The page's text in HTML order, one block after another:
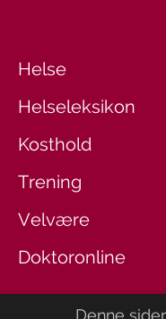
Helse
Helseleksikon
Kosthold
Trening
Velvære
Doktoronline
Denne